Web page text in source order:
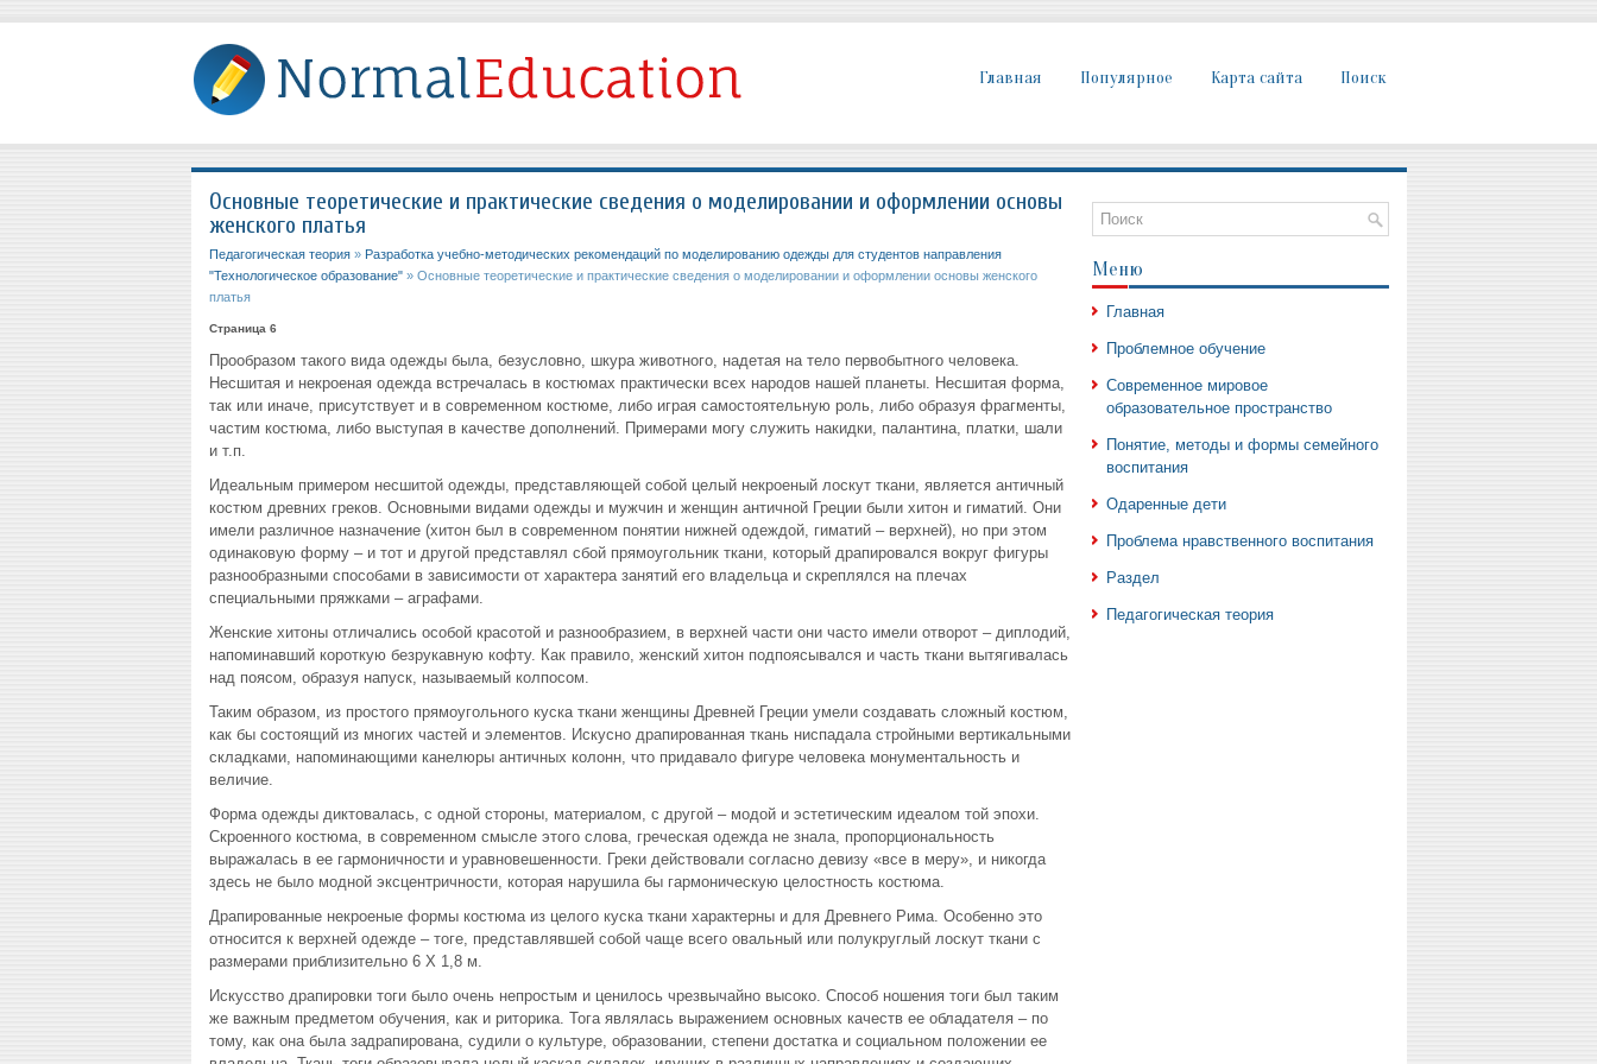
Главная Популярное Карта сайта Поиск
Основные теоретические и практические сведения о моделировании и оформлении основы
женского платья
Педагогическая теория» Разработка учебно-методических рекомендаций по моделированию одежды для студентов направления
"Технологическое образование"» Основные теоретические и практические сведения о моделировании и оформлении основы женского
платья
Страница 6
Прообразом такого вида одежды была, безусловно, шкура животного, надетая на тело первобытного человека.
Несшитая и некроеная одежда встречалась в костюмах практически всех народов нашей планеты. Несшитая форма,
так или иначе, присутствует и в современном костюме, либо играя самостоятельную роль, либо образуя фрагменты,
частим костюма, либо выступая в качестве дополнений. Примерами могу служить накидки, палантина, платки, шали
и т.п.
Идеальным примером несшитой одежды, представляющей собой целый некроеный лоскут ткани, является античный
костюм древних греков. Основными видами одежды и мужчин и женщин античной Греции были хитон и гиматий. Они
имели различное назначение (хитон был в современном понятии нижней одеждой, гиматий – верхней), но при этом
одинаковую форму – и тот и другой представлял сбой прямоугольник ткани, который драпировался вокруг фигуры
разнообразными способами в зависимости от характера занятий его владельца и скреплялся на плечах
специальными пряжками – аграфами.
Женские хитоны отличались особой красотой и разнообразием, в верхней части они часто имели отворот – диплодий,
напоминавший короткую безрукавную кофту. Как правило, женский хитон подпоясывался и часть ткани вытягивалась
над поясом, образуя напуск, называемый колпосом.
Таким образом, из простого прямоугольного куска ткани женщины Древней Греции умели создавать сложный костюм,
как бы состоящий из многих частей и элементов. Искусно драпированная ткань ниспадала стройными вертикальными
складками, напоминающими канелюры античных колонн, что придавало фигуре человека монументальность и
величие.
Форма одежды диктовалась, с одной стороны, материалом, с другой – модой и эстетическим идеалом той эпохи.
Скроенного костюма, в современном смысле этого слова, греческая одежда не знала, пропорциональность
выражалась в ее гармоничности и уравновешенности. Греки действовали согласно девизу «все в меру», и никогда
здесь не было модной эксцентричности, которая нарушила бы гармоническую целостность костюма.
Драпированные некроеные формы костюма из целого куска ткани характерны и для Древнего Рима. Особенно это
относится к верхней одежде – тоге, представлявшей собой чаще всего овальный или полукруглый лоскут ткани с
размерами приблизительно 6 X 1,8 м.
Искусство драпировки тоги было очень непростым и ценилось чрезвычайно высоко. Способ ношения тоги был таким
же важным предметом обучения, как и риторика. Тога являлась выражением основных качеств ее обладателя – по
тому, как она была задрапирована, судили о культуре, образовании, степени достатка и социальном положении ее
Меню
Главная
Проблемное обучение
Современное мировое
образовательное пространство
Понятие, методы и формы семейного
воспитания
Одаренные дети
Проблема нравственного воспитания
Раздел
Педагогическая теория